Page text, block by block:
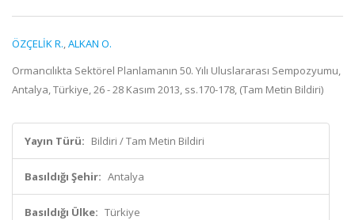
ÖZÇELİK R.,ALKAN O.
Ormancılıkta Sektörel Planlamanın 50. Yılı Uluslararası Sempozyumu,
Antalya, Türkiye, 26 - 28 Kasım 2013, ss.170-178, (Tam Metin Bildiri)
Yayın Türü: Bildiri / Tam Metin Bildiri
Basıldığı Şehir: Antalya
Basıldığı Ülke: Türkiye